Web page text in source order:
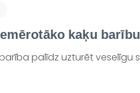
kaķu
palīdz uzturēt